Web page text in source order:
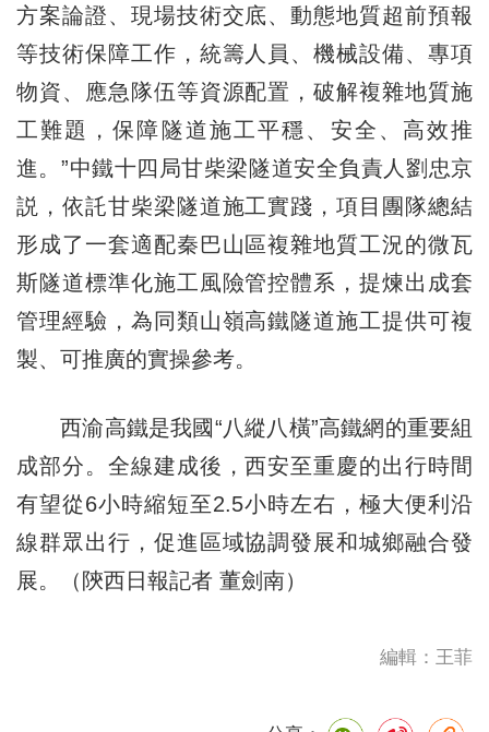
方案論證、現場技術交底、動態地質超前預報
等技術保障工作，統籌人員、機械設備、專項
物資、應急隊伍等資源配置，破解複雜地質施
工難題，保障隧道施工平穩、安全、高效推
進。”中鐵十四局甘柴梁隧道安全負責人劉忠京
説，依託甘柴梁隧道施工實踐，項目團隊總結
形成了一套適配秦巴山區複雜地質工況的微瓦
斯隧道標準化施工風險管控體系，提煉出成套
管理經驗，為同類山嶺高鐵隧道施工提供可複
製、可推廣的實操參考。
西渝高鐵是我國“八縱八橫”高鐵網的重要組
成部分。全線建成後，西安至重慶的出行時間
有望從6小時縮短至2.5小時左右，極大便利沿
線群眾出行，促進區域協調發展和城鄉融合發
展。（陝西日報記者 董劍南）
編輯：王菲